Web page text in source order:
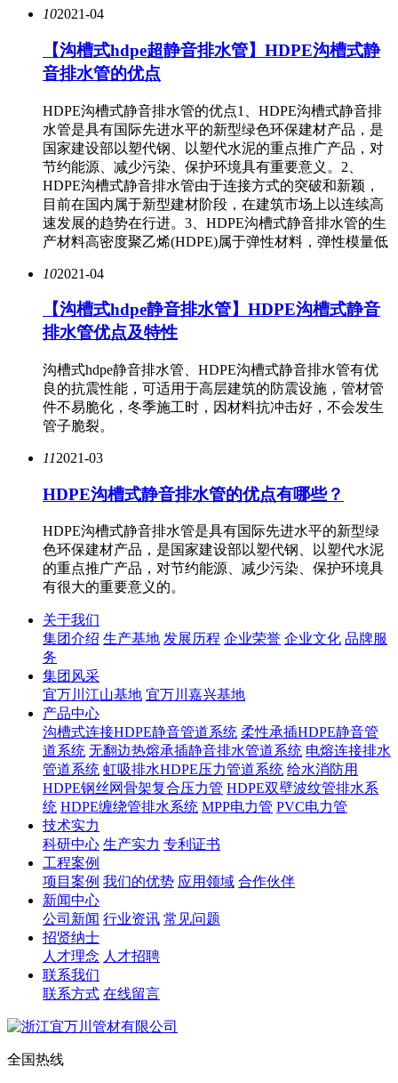
102021-04
【沟槽式hdpe超静音排水管】HDPE沟槽式静
音排水管的优点
HDPE沟槽式静音排水管的优点1、HDPE沟槽式静音排
水管是具有国际先进水平的新型绿色环保建材产品，是
国家建设部以塑代钢、以塑代水泥的重点推广产品，对
节约能源、减少污染、保护环境具有重要意义。2、
HDPE沟槽式静音排水管由于连接方式的突破和新颖，
目前在国内属于新型建材阶段，在建筑市场上以连续高
速发展的趋势在行进。3、HDPE沟槽式静音排水管的生
产材料高密度聚乙烯(HDPE)属于弹性材料，弹性模量低
102021-04
​【沟槽式hdpe静音排水管】HDPE沟槽式静音
排水管优点及特性
沟槽式hdpe静音排水管、HDPE沟槽式静音排水管有优
良的抗震性能，可适用于高层建筑的防震设施，管材管
件不易脆化，冬季施工时，因材料抗冲击好，不会发生
管子脆裂。
112021-03
HDPE沟槽式静音排水管的优点有哪些？
HDPE沟槽式静音排水管是具有国际先进水平的新型绿
色环保建材产品，是国家建设部以塑代钢、以塑代水泥
的重点推广产品，对节约能源、减少污染、保护环境具
有很大的重要意义的。
关于我们
集团介绍 生产基地 发展历程 企业荣誉 企业文化 品牌服
务
集团风采
宜万川江山基地 宜万川嘉兴基地
产品中心
沟槽式连接HDPE静音管道系统 柔性承插HDPE静音管
道系统 无翻边热熔承插静音排水管道系统 电熔连接排水
管道系统 虹吸排水HDPE压力管道系统 给水消防用
HDPE钢丝网骨架复合压力管 HDPE双壁波纹管排水系
统 HDPE缠绕管排水系统 MPP电力管 PVC电力管
技术实力
科研中心 生产实力 专利证书
工程案例
项目案例 我们的优势 应用领域 合作伙伴
新闻中心
公司新闻 行业资讯 常见问题
招贤纳士
人才理念 人才招聘
联系我们
联系方式 在线留言
全国热线